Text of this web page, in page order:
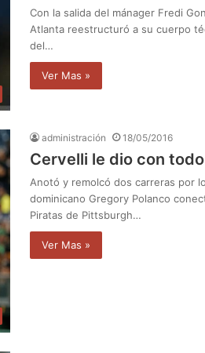
Con la salida del mánager Fredi
Atlanta reestructuró a su cuerpo
del…
Ver Mas »
administración 18/05/2016
Cervelli le dio con
Anotó y remolcó dos carreras por
dominicano Gregory Polanco
Piratas de Pittsburgh…
Ver Mas »